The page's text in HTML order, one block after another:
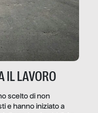
IL LAVORO
scelto di non
e hanno iniziato a